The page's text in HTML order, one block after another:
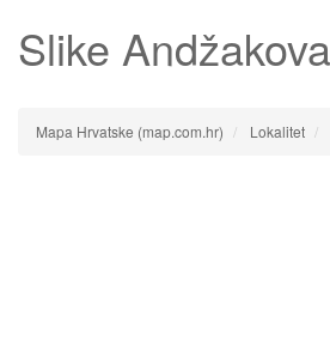
Slike
Mapa Hrvatske (map.com.hr) Lokalitet